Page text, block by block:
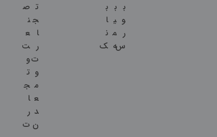
ب
و
ر
س
ب
ی
م
ه
ب
ا
ن
ک
ت
ج
ا
ر
ت
و
م
ع
د
ن
ص
ن
ع
ت
و
ت
ج
ا
ر
ت